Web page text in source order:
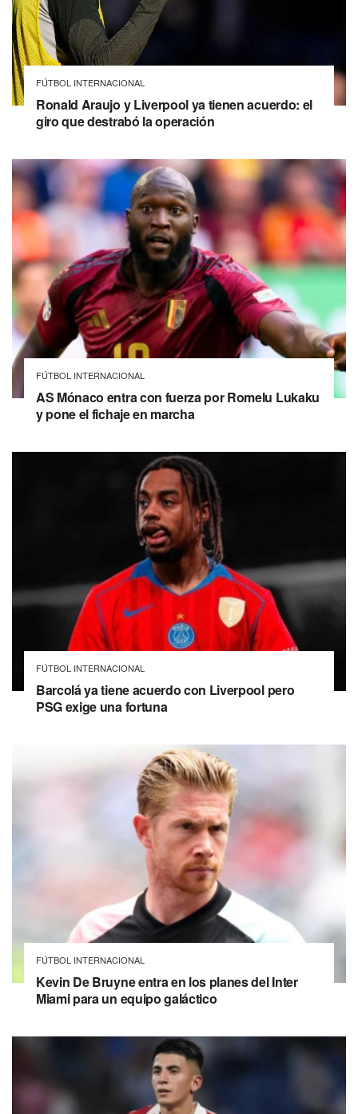
FÚTBOL INTERNACIONAL
Ronald Araujo y Liverpool ya tienen acuerdo: el
giro que destrabó la operación
FÚTBOL INTERNACIONAL
AS Mónaco entra con fuerza por Romelu Lukaku
y pone el fichaje en marcha
FÚTBOL INTERNACIONAL
Barcolá ya tiene acuerdo con Liverpool pero
PSG exige una fortuna
FÚTBOL INTERNACIONAL
Kevin De Bruyne entra en los planes del Inter
Miami para un equipo galáctico